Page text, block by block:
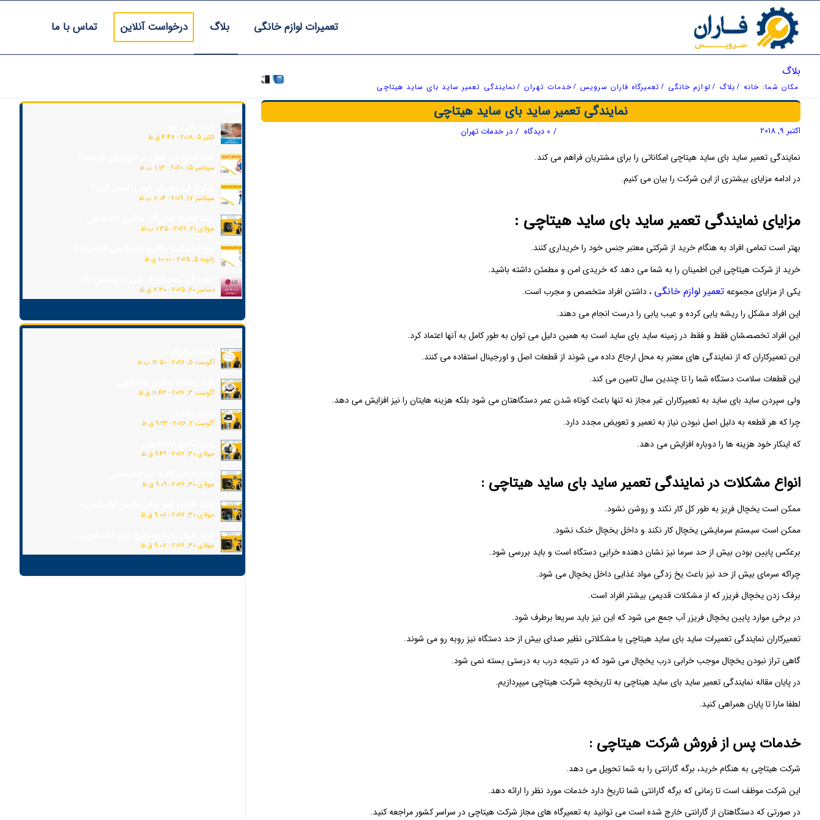
تعمیرات لوازم خانگی بلاگ درخواست آنلاین تماس با ما
بلاگ
مکان شما: خانه / بلاگ / لوازم خانگی / تعمیرگاه فاران سرویس / خدمات تهران / نمایندگی تعمیر ساید بای ساید هیتاچی
نمایندگی تعمیر ساید بای ساید هیتاچی
اکتبر 9, 2018 / 0 دیدگاه / در خدمات تهران
نمایندگی تعمیر ساید بای ساید هیتاچی امکاناتی را برای مشتریان فراهم می کند.
در ادامه مزایای بیشتری از این شرکت را بیان می کنیم.
مزایای نمایندگی تعمیر ساید بای ساید هیتاچی :
بهتر است تمامی افراد به هنگام خرید از شرکتی معتبر جنس خود را خریداری کنند.
خرید از شرکت هیتاچی این اطمینان را به شما می دهد که خریدی امن و مطمئن داشته باشید.
یکی از مزایای مجموعهتعمیر لوازم خانگی ، داشتن افراد متخصص و مجرب است.
این افراد مشکل را ریشه یابی کرده و عیب یابی را درست انجام می دهند.
این افراد تخصصشان فقط و فقط در زمینه ساید بای ساید است به همین دلیل می توان به طور کامل به آنها اعتماد کرد.
این تعمیرکاران که از نمایندگی های معتبر به محل ارجاع داده می شوند از قطعات اصل و اورجینال استفاده می کنند.
این قطعات سلامت دستگاه شما را تا چندین سال تامین می کند.
ولی سپردن ساید بای ساید به تعمیرکاران غیر مجاز نه تنها باعث کوتاه شدن عمر دستگاهتان می شود بلکه هزینه هایتان را نیز افزایش می دهد.
چرا که هر قطعه به دلیل اصل نبودن نیاز به تعمیر و تعویض مجدد دارد.
که اینکار خود هزینه ها را دوباره افزایش می دهد.
انواع مشکلات در نمایندگی تعمیر ساید بای ساید هیتاچی :
ممکن است یخچال فریز به طور کل کار نکند و روشن نشود.
ممکن است سیستم سرمایشی یخچال کار نکند و داخل یخچال خنک نشود.
برعکس پایین بودن بیش از حد سرما نیز نشان دهنده خرابی دستگاه است و باید بررسی شود.
چراکه سرمای بیش از حد نیز باعث یخ زدگی مواد غذایی داخل یخچال می شود.
برفک زدن یخچال فریزر که از مشکلات قدیمی بیشتر افراد است.
در برخی موارد پایین یخچال فریزر آب جمع می شود که این نیز باید سریعا برطرف شود.
تعمیرکاران نمایندگی تعمیرات ساید بای ساید هیتاچی با مشکلاتی نظیر صدای بیش از حد دستگاه نیز روبه رو می شوند.
گاهی تراز نبودن یخچال موجب خرابی درب یخچال می شود که در نتیجه درب به درستی بسته نمی شود.
در پایان مقاله نمایندگی تعمیر ساید بای ساید هیتاچی به تاریخچه شرکت هیتاچی میپردازیم.
لطفا مارا تا پایان همراهی کنید.
خدمات پس از فروش شرکت هیتاچی :
شرکت هیتاچی به هنگام خرید، برگه گارانتی را به شما تحویل می دهد.
این شرکت موظف است تا زمانی که برگه گارانتی شما تاریخ دارد خدمات مورد نظر را ارائه دهد.
در صورتی که دستگاهتان از گارانتی خارج شده است می توانید به تعمیرگاه های مجاز شرکت هیتاچی در سراسر کشور مراجعه کنید.
اکتبر 5, 2018 - 4:47 ق.ظ
سپتامبر 15, 2020 - 1:13 ب.ظ
سپتامبر 17, 2019 - 6:04 ب.ظ
جولای 21, 2026 - 1:35 ب.ظ
ژانویه 5, 2025 - 10:00 ق.ظ
دسامبر 20, 2025 - 7:30 ق.ظ
آگوست 5, 2026 - 12:50 ب.ظ
آگوست 3, 2026 - 11:43 ق.ظ
آگوست 2, 2026 - 9:23 ق.ظ
جولای 30, 2026 - 9:49 ق.ظ
جولای 30, 2026 - 9:09 ق.ظ
جولای 30, 2026 - 9:08 ق.ظ
جولای 30, 2026 - 9:07 ق.ظ